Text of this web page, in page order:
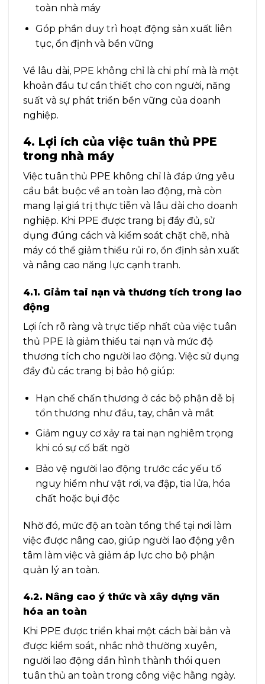
toàn nhà máy
Góp phần duy trì hoạt động sản xuất liên
tục, ổn định và bền vững
Về lâu dài, PPE không chỉ là chi phí mà là một
khoản đầu tư cần thiết cho con người, năng
suất và sự phát triển bền vững của doanh
nghiệp.
4. Lợi ích của việc tuân thủ PPE
trong nhà máy
Việc tuân thủ PPE không chỉ là đáp ứng yêu
cầu bắt buộc về an toàn lao động, mà còn
mang lại giá trị thực tiễn và lâu dài cho doanh
nghiệp. Khi PPE được trang bị đầy đủ, sử
dụng đúng cách và kiểm soát chặt chẽ, nhà
máy có thể giảm thiểu rủi ro, ổn định sản xuất
và nâng cao năng lực cạnh tranh.
4.1. Giảm tai nạn và thương tích trong lao
động
Lợi ích rõ ràng và trực tiếp nhất của việc tuân
thủ PPE là giảm thiểu tai nạn và mức độ
thương tích cho người lao động. Việc sử dụng
đầy đủ các trang bị bảo hộ giúp:
Hạn chế chấn thương ở các bộ phận dễ bị
tổn thương như đầu, tay, chân và mắt
Giảm nguy cơ xảy ra tai nạn nghiêm trọng
khi có sự cố bất ngờ
Bảo vệ người lao động trước các yếu tố
nguy hiểm như vật rơi, va đập, tia lửa, hóa
chất hoặc bụi độc
Nhờ đó, mức độ an toàn tổng thể tại nơi làm
việc được nâng cao, giúp người lao động yên
tâm làm việc và giảm áp lực cho bộ phận
quản lý an toàn.
4.2. Nâng cao ý thức và xây dựng văn
hóa an toàn
Khi PPE được triển khai một cách bài bản và
được kiểm soát, nhắc nhở thường xuyên,
người lao động dần hình thành thói quen
tuân thủ an toàn trong công việc hằng ngày.